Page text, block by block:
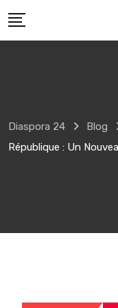
to
Diaspora 24 Blog
République : Un